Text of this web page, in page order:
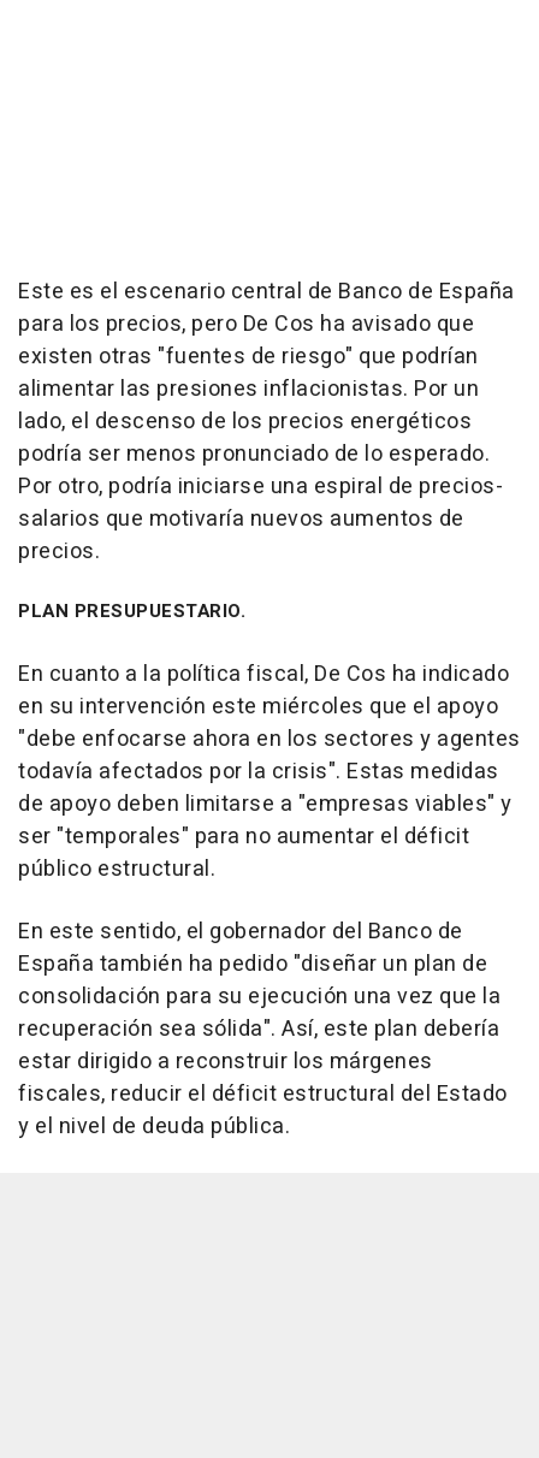
Este es el escenario central de Banco de España
para los precios, pero De Cos ha avisado que
existen otras "fuentes de riesgo" que podrían
alimentar las presiones inflacionistas. Por un
lado, el descenso de los precios energéticos
podría ser menos pronunciado de lo esperado.
Por otro, podría iniciarse una espiral de precios-
salarios que motivaría nuevos aumentos de
precios.
PLAN PRESUPUESTARIO.
En cuanto a la política fiscal, De Cos ha indicado
en su intervención este miércoles que el apoyo
"debe enfocarse ahora en los sectores y agentes
todavía afectados por la crisis". Estas medidas
de apoyo deben limitarse a "empresas viables" y
ser "temporales" para no aumentar el déficit
público estructural.
En este sentido, el gobernador del Banco de
España también ha pedido "diseñar un plan de
consolidación para su ejecución una vez que la
recuperación sea sólida". Así, este plan debería
estar dirigido a reconstruir los márgenes
fiscales, reducir el déficit estructural del Estado
y el nivel de deuda pública.